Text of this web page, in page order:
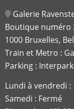
Galerie
Boutique numéro
1000 Bruxelles,
Train et Metro :
Parking :
Lundi à vendredi :
Samedi : Fermé